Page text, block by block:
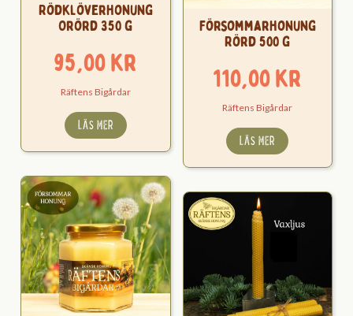
Rödklöverhonung
Orörd 350 g
95,00kr
Räftens Bigårdar
LÄS MER
Försommarhonung
Rörd 500 g
110,00kr
Räftens Bigårdar
LÄS MER